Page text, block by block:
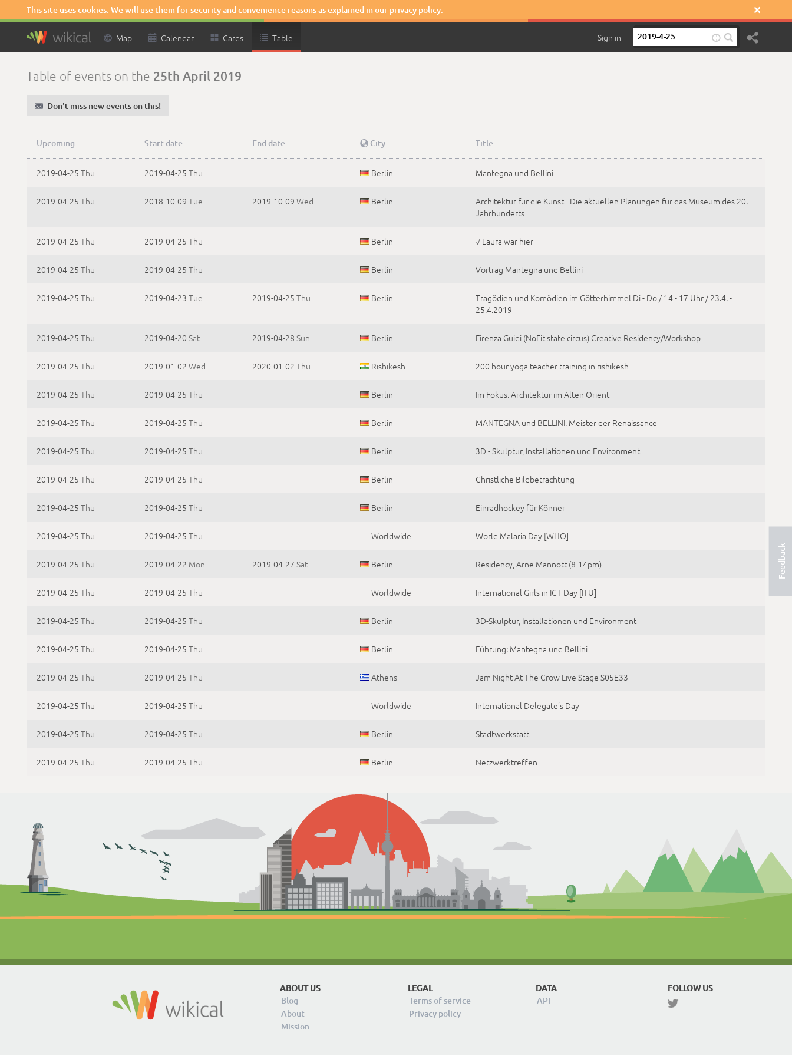
Feedback
This site usescookies. We will use them for security and convenience reasons as explained in our privacy policy. 
 Map  Calendar  Cards  Table Sign in 
Table of events on the 25th April 2019
✉ Don't miss new events on this!
Title
Upcoming Start date End date  City
Mantegna und Bellini
2019-04-25 Thu 2019-04-25 Thu Berlin
Architektur für die Kunst - Die aktuellen Planungen für das Museum des 20.
Jahrhunderts
2019-04-25 Thu 2018-10-09 Tue 2019-10-09 Wed Berlin
√ Laura war hier
2019-04-25 Thu 2019-04-25 Thu Berlin
Vortrag Mantegna und Bellini
2019-04-25 Thu 2019-04-25 Thu Berlin
Tragödien und Komödien im Götterhimmel Di - Do / 14 - 17 Uhr / 23.4. -
25.4.2019
2019-04-25 Thu 2019-04-23 Tue 2019-04-25 Thu Berlin
Firenza Guidi (NoFit state circus) Creative Residency/Workshop
2019-04-25 Thu 2019-04-20 Sat 2019-04-28 Sun Berlin
200 hour yoga teacher training in rishikesh
2019-04-25 Thu 2019-01-02 Wed 2020-01-02 Thu Rishikesh
Im Fokus. Architektur im Alten Orient
2019-04-25 Thu 2019-04-25 Thu Berlin
MANTEGNA und BELLINI. Meister der Renaissance
2019-04-25 Thu 2019-04-25 Thu Berlin
3D - Skulptur, Installationen und Environment
2019-04-25 Thu 2019-04-25 Thu Berlin
Christliche Bildbetrachtung
2019-04-25 Thu 2019-04-25 Thu Berlin
Einradhockey für Könner
2019-04-25 Thu 2019-04-25 Thu Berlin
World Malaria Day [WHO]
2019-04-25 Thu 2019-04-25 Thu Worldwide
Residency, Arne Mannott (8-14pm)
2019-04-25 Thu 2019-04-22 Mon 2019-04-27 Sat Berlin
International Girls in ICT Day [ITU]
2019-04-25 Thu 2019-04-25 Thu Worldwide
3D-Skulptur, Installationen und Environment
2019-04-25 Thu 2019-04-25 Thu Berlin
Führung: Mantegna und Bellini
2019-04-25 Thu 2019-04-25 Thu Berlin
Jam Night At The Crow Live Stage S05E33
2019-04-25 Thu 2019-04-25 Thu Athens
International Delegate’s Day
2019-04-25 Thu 2019-04-25 Thu Worldwide
Stadtwerkstatt
2019-04-25 Thu 2019-04-25 Thu Berlin
Netzwerktreffen
2019-04-25 Thu 2019-04-25 Thu Berlin
ABOUT US
Blog
About
Mission
LEGAL
Terms of service
Privacy policy
DATA
API
FOLLOW US